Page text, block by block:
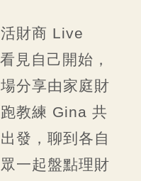
財商 Live
見自己開始，
分享由家庭財
教練 Gina 共
發，聊到各自
一起盤點理財